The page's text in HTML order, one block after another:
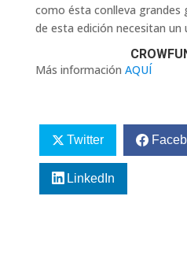
como ésta conlleva grandes
de esta edición necesitan un
Más información AQUÍ
Twitter
LinkedIn